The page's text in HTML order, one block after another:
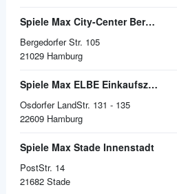
Spiele Max City-Center Bergedorf
Bergedorfer Str. 105
21029 Hamburg
Spiele Max ELBE Einkaufszentrum
Osdorfer LandStr. 131 - 135
22609 Hamburg
Spiele Max Stade Innenstadt
PostStr. 14
21682 Stade